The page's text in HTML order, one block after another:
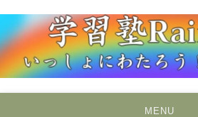
to
content
学習塾RainBow
MENU